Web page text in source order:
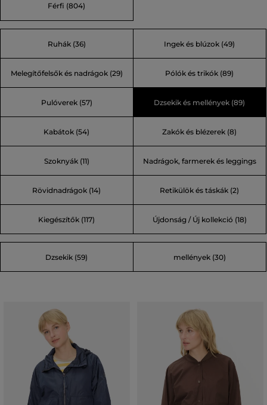
Férfi (804)
Ruhák (36) Ingek és blúzok (49)
Melegítőfelsők és nadrágok (29) Pólók és trikók (89)
Pulóverek (57) Dzsekik és mellények (89)
Kabátok (54) Zakók és blézerek (8)
Szoknyák (11) Nadrágok, farmerek és leggings
(48)
Rövidnadrágok (14) Retikülök és táskák (2)
Kiegészítők (117) Újdonság / Új kollekció (18)
Dzsekik (59) mellények (30)